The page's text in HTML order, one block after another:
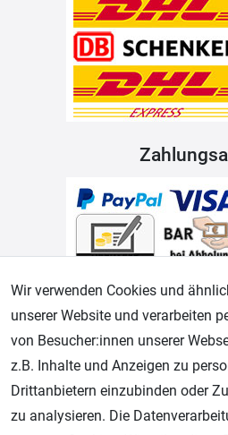
Geprüfter
Wir verwenden Cookies und
unserer Website und verarbeiten
von Besucher:innen unserer
z.B. Inhalte und Anzeigen zu
Drittanbietern einzubinden oder
zu analysieren. Die